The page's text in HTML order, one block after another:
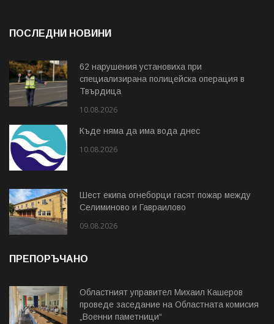
ПОСЛЕДНИ НОВИНИ
62 нарушения установиха при
специализирана полицейска операция в
Твърдица
10.08.2026
Къде няма да има вода днес
10.08.2026
Шест екипа огнеборци гасят пожар между
Селиминово и Гавраилово
09.08.2026
ПРЕПОРЪЧАНО
Областният управител Михаил Кашеров
проведе заседание на Областната комисия
„Военни паметници“